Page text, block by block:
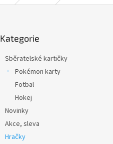
kategorie
Kategorie
Sběratelské kartičky
Pokémon karty
Fotbal
Hokej
Novinky
Akce, sleva
Hračky